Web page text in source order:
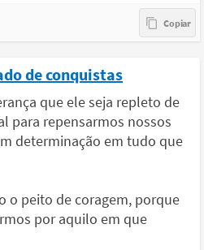
de conquistas
que ele seja repleto de
para repensarmos nossos
determinação em tudo que
o peito de coragem, porque
por aquilo em que